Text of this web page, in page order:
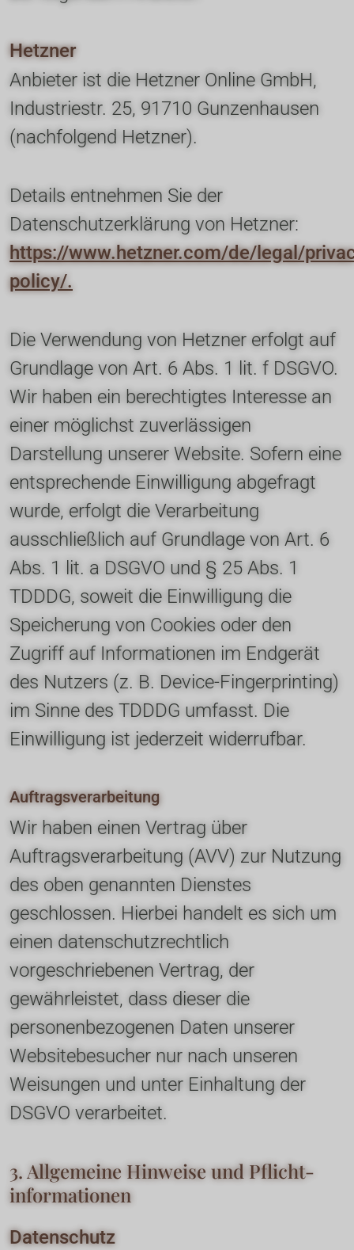
Hetzner
Anbieter ist die Hetzner Online GmbH,
Industriestr. 25, 91710 Gunzenhausen
(nachfolgend Hetzner).
Details entnehmen Sie der
https://www.hetzner.com/de/legal/
policy/.
Die Verwendung von Hetzner erfolgt auf
Grundlage von Art. 6 Abs. 1 lit. f DSGVO.
Wir haben ein berechtigtes Interesse an
einer möglichst zuverlässigen
Darstellung unserer Website. Sofern eine
entsprechende Einwilligung abgefragt
wurde, erfolgt die Verarbeitung
ausschließlich auf Grundlage von Art. 6
Abs. 1 lit. a DSGVO und § 25 Abs. 1
TDDDG, soweit die Einwilligung die
Speicherung von Cookies oder den
Zugriff auf Informationen im Endgerät
des Nutzers (z. B. Device-Fingerprinting)
im Sinne des TDDDG umfasst. Die
Einwilligung ist jederzeit widerrufbar.
Auftragsverarbeitung
Wir haben einen Vertrag über
Auftragsverarbeitung (AVV) zur Nutzung
des oben genannten Dienstes
geschlossen. Hierbei handelt es sich um
einen datenschutzrechtlich
vorgeschriebenen Vertrag, der
gewährleistet, dass dieser die
personenbezogenen Daten unserer
Websitebesucher nur nach unseren
Weisungen und unter Einhaltung der
DSGVO verarbeitet.
3. Allgemeine Hinweise und Pflicht­
informationen
Datenschutz